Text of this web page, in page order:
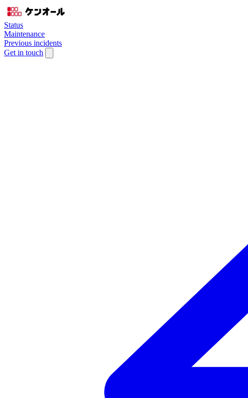
Status
Maintenance
Previous incidents
Get in touch